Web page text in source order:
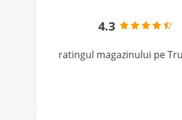
4.3
ratingul magazinului pe